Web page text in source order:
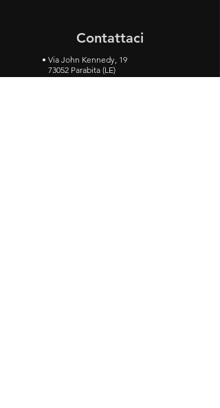
Contattaci
• Via John Kennedy, 19
73052 Parabita (LE)